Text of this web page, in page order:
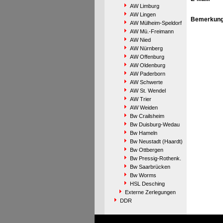
AW Limburg
AW Lingen
AW Mülheim-Speldorf
AW Mü.-Freimann
AW Nied
AW Nürnberg
AW Offenburg
AW Oldenburg
AW Paderborn
AW Schwerte
AW St. Wendel
AW Trier
AW Weiden
Bw Crailsheim
Bw Duisburg-Wedau
Bw Hameln
Bw Neustadt (Haardt)
Bw Ottbergen
Bw Pressig-Rothenk.
Bw Saarbrücken
Bw Worms
HSL Desching
Externe Zerlegungen
DDR